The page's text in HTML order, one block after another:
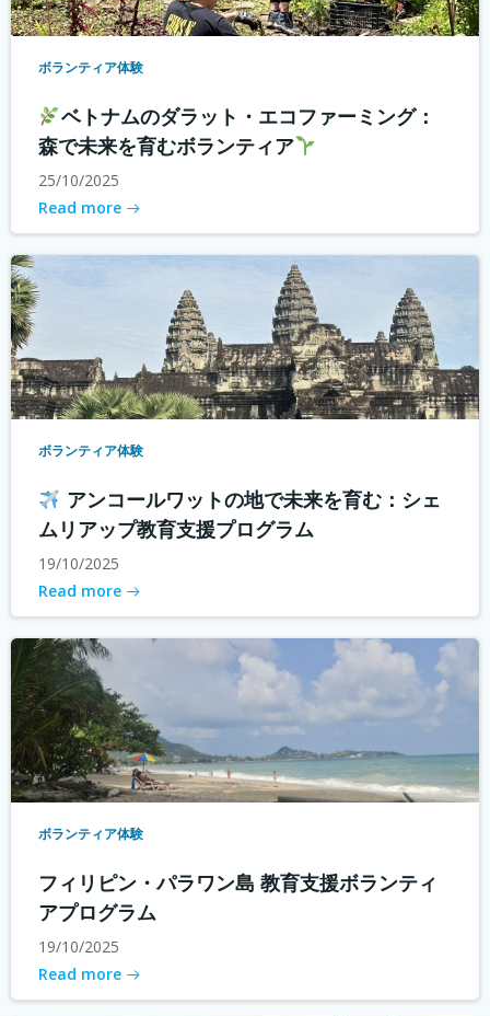
ボランティア体験
ベトナムのダラット・エコファーミング：
森で未来を育むボランティア
25/10/2025
Read more
ボランティア体験
アンコールワットの地で未来を育む：シェ
ムリアップ教育支援プログラム
19/10/2025
Read more
ボランティア体験
フィリピン・パラワン島 教育支援ボランティ
アプログラム
19/10/2025
Read more